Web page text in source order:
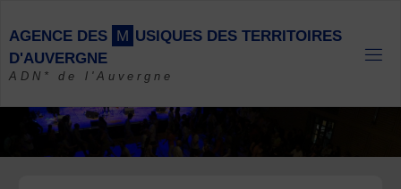
content
AGENCE DES M USIQUES DES TERRITOIRES
D'AUVERGNE
ADN* de l'Auvergne